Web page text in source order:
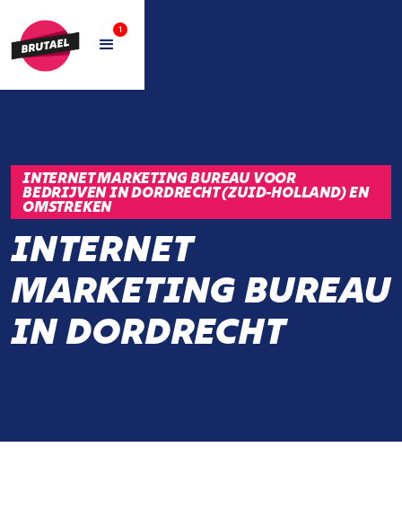
1
INTERNET MARKETING BUREAU VOOR
BEDRIJVEN IN DORDRECHT (ZUID-HOLLAND) EN
OMSTREKEN
INTERNET
MARKETING BUREAU
IN DORDRECHT